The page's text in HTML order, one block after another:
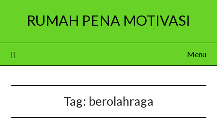
RUMAH PENA MOTIVASI
Menu
Tag: berolahraga